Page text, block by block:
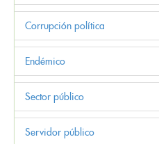
Corrupción política
Endémico
Sector público
Servidor público